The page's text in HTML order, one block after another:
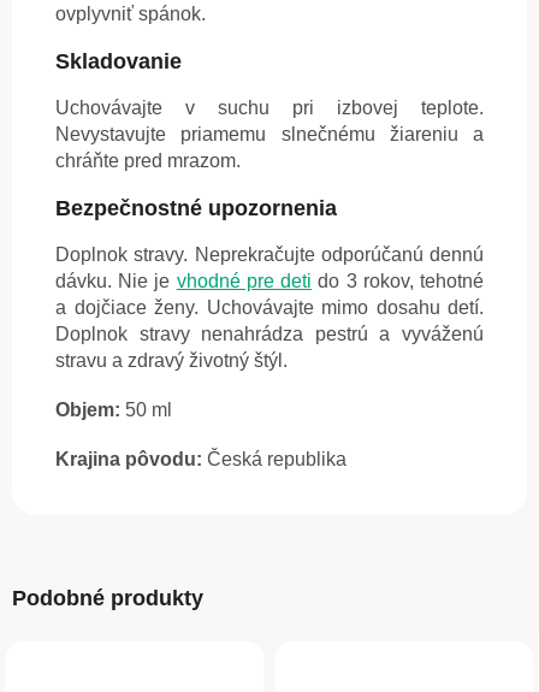
ovplyvniť spánok.
Skladovanie
Uchovávajte v suchu pri izbovej teplote.
Nevystavujte priamemu slnečnému žiareniu a
chráňte pred mrazom.
Bezpečnostné upozornenia
Doplnok stravy. Neprekračujte odporúčanú dennú
dávku. Nie je vhodné pre deti do 3 rokov, tehotné
a dojčiace ženy. Uchovávajte mimo dosahu detí.
Doplnok stravy nenahrádza pestrú a vyváženú
stravu a zdravý životný štýl.
Objem: 50 ml
Krajina pôvodu: Česká republika
Podobné produkty